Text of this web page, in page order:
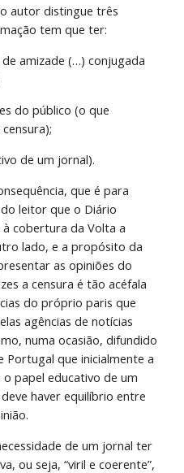
autor distingue três
tem que ter:
amizade (…) conjugada
do público (o que
de um jornal).
que é para
leitor que o Diário
cobertura da Volta a
lado, e a propósito da
as opiniões do
a censura é tão acéfala
do próprio paris que
agências de notícias
numa ocasião, difundido
Portugal que inicialmente a
papel educativo de um
haver equilíbrio entre
de um jornal ter
ou seja, “viril e coerente”,